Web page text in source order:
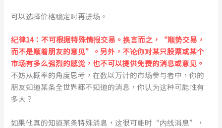
可以选择价格稳定时再进场。
纪律14：不可根据特殊情报交易。换言而之，“顺势交易，
而不是顺着朋友的意见”。另外，不论你对某只股票或某个
市场有多么强烈的感觉，也不可以提供免费的消息或意见。
不妨从概率的角度思考，在数以万计的市场参与者中，你的
朋友知道某条全世界都不知道的消息，你认为这种可能性有
多大？
如果他真的知道某条特殊消息，这很可能时“内线消息”，